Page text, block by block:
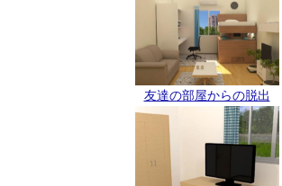
友達の部屋からの脱出